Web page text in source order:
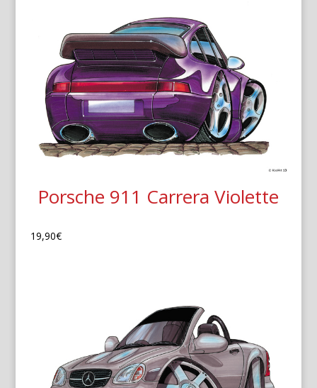
Porsche 911 Carrera Violette
19,90€